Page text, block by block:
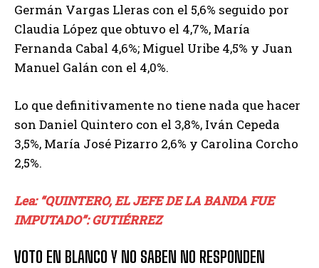
Germán Vargas Lleras con el 5,6% seguido por
Claudia López que obtuvo el 4,7%, María
Fernanda Cabal 4,6%; Miguel Uribe 4,5% y Juan
Manuel Galán con el 4,0%.
Lo que definitivamente no tiene nada que hacer
son Daniel Quintero con el 3,8%, Iván Cepeda
3,5%, María José Pizarro 2,6% y Carolina Corcho
2,5%.
Lea: “QUINTERO, EL JEFE DE LA BANDA FUE
IMPUTADO”: GUTIÉRREZ
VOTO EN BLANCO Y NO SABEN NO RESPONDEN